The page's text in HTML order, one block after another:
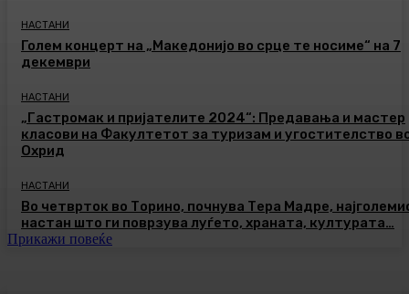
НАСТАНИ
Голем концерт на „Македонијо во срце те носиме“ на 7
декември
НАСТАНИ
„Гастромак и пријателите 2024“: Предавања и мастер
класови на Факултетот за туризам и угостителство
Охрид
НАСТАНИ
Во четврток во Торино, почнува Тера Мадре,
настан што ги поврзува луѓето, храната, културата…
Прикажи повеќе